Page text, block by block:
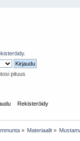
.
pituus
Rekisteröidy
» Materiaalit»